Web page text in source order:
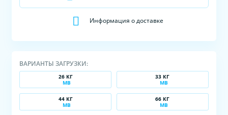
Информация о доставке
ВАРИАНТЫ ЗАГРУЗКИ:
26 КГ
MB
33 КГ
MB
44 КГ
MB
66 КГ
MB